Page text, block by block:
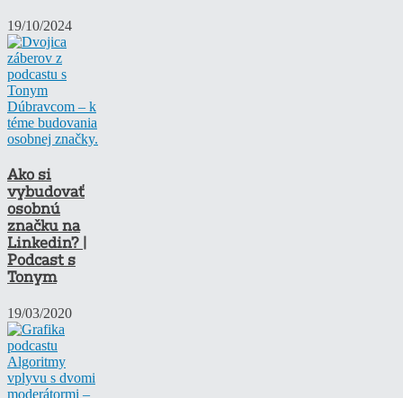
19/10/2024
Ako si
vybudovať
osobnú
značku na
Linkedin? |
Podcast s
Tonym
19/03/2020